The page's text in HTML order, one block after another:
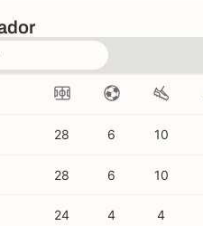
28 6 10
28 6 10
24 4 4